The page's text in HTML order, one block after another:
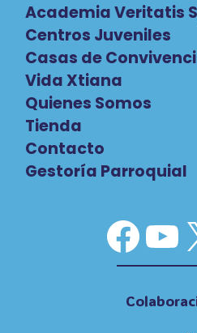
Academia Veritatis
Centros Juveniles
Casas de
Vida Xtiana
Quienes Somos
Tienda
Contacto
Gestoría Parroquial